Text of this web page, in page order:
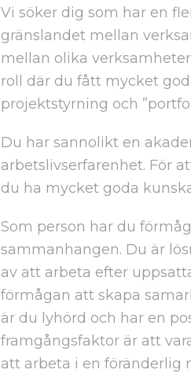
Vi söker dig som har en
gränslandet mellan
mellan olika
roll där du fått mycket
projektstyrning och
Du har sannolikt en
arbetslivserfarenhet. För
du ha mycket goda
Som person har du
sammanhangen. Du är
av att arbeta efter
förmågan att skapa
är du lyhörd och har en
framgångsfaktor är att
att arbeta i en föränderlig